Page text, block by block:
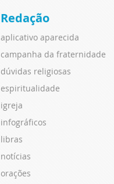
Redação
aplicativo aparecida
campanha da fraternidade
dúvidas religiosas
espiritualidade
igreja
infográficos
libras
notícias
orações